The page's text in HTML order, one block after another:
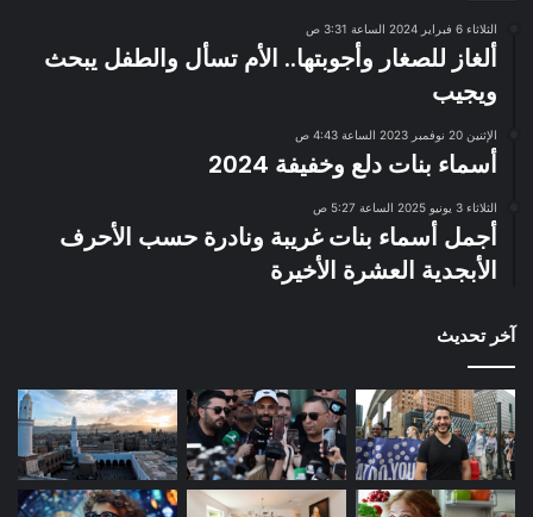
الثلاثاء 6 فبراير 2024 الساعة 3:31 ص
ألغاز للصغار وأجوبتها.. الأم تسأل والطفل يبحث
ويجيب
الإثنين 20 نوفمبر 2023 الساعة 4:43 ص
أسماء بنات دلع وخفيفة 2024
الثلاثاء 3 يونيو 2025 الساعة 5:27 ص
أجمل أسماء بنات غريبة ونادرة حسب الأحرف
الأبجدية العشرة الأخيرة
آخر تحديث